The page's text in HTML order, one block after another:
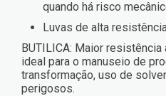
quando há risco
Luvas de alta
BUTILICA: Maior
ideal para o manuseio de
transformação, uso de
perigosos.